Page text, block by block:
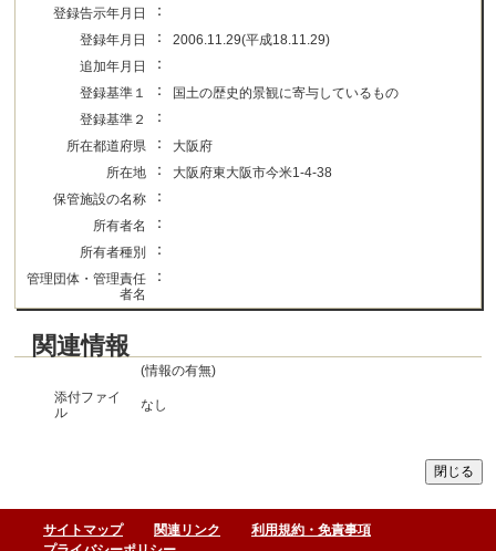
登録告示年月日
：
登録年月日 ：
2006.11.29(平成18.11.29)
追加年月日
：
登録基準１ ：
国土の歴史的景観に寄与しているもの
登録基準２
：
所在都道府県 ：
大阪府
所在地
：
大阪府東大阪市今米1-4-38
保管施設の名称
：
所有者名 ：
所有者種別 ：
管理団体・管理責任
者名
：
関連情報
(情報の有無)
添付ファイ
ル
なし
サイトマップ 関連リンク
利用規約・免責事項